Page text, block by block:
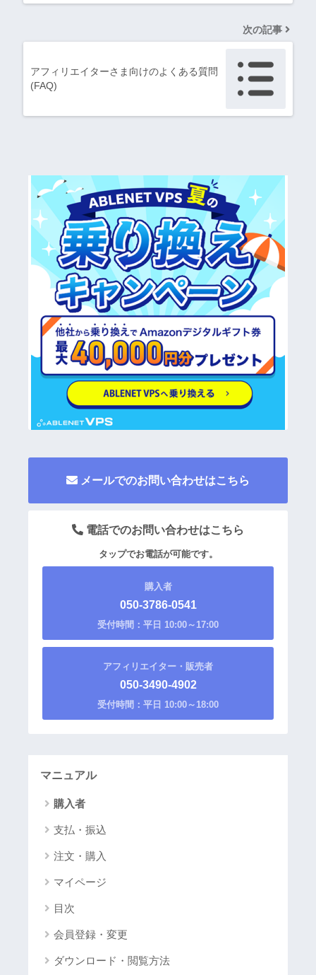
次の記事
アフィリエイターさま向けのよくある質問
(FAQ)
メールでのお問い合わせはこちら
電話でのお問い合わせはこちら
タップでお電話が可能です。
購入者
050-3786-0541
受付時間：平日 10:00～17:00
アフィリエイター・販売者
050-3490-4902
受付時間：平日 10:00～18:00
マニュアル
購入者
支払・振込
注文・購入
マイページ
目次
会員登録・変更
ダウンロード・閲覧方法